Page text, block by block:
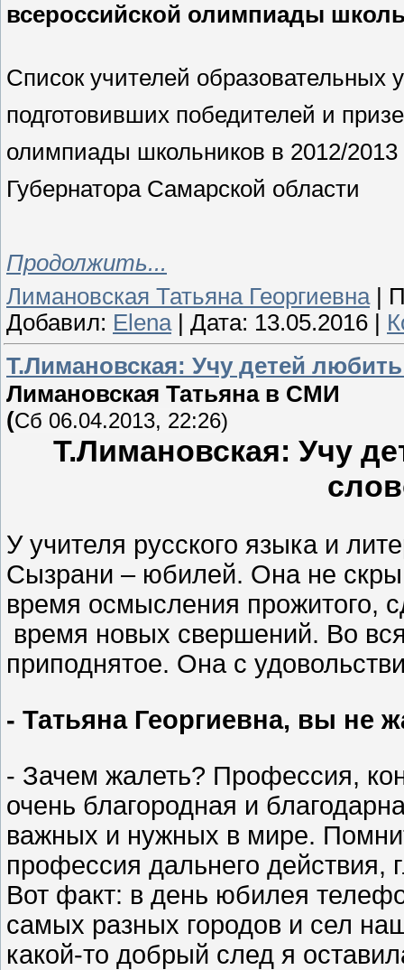
всероссийской олимпиады
Список учителей
подготовивших победителей и
олимпиады школьников в 2012/
Губернатора Самарской области
Продолжить...
Лимановская Татьяна Георгиевна|
Добавил: Elena| Дата: 13.05.2016
Т.Лимановская: Учу детей
Лимановская Татьяна в СМИ
(Сб 06.04.2013, 22:26)
Т.Лимановская: Учу
У учителя русского языка и
Сызрани – юбилей. Она не
время осмысления прожитого,
время новых свершений. Во
приподнятое. Она с
- Татьяна Георгиевна, вы не
- Зачем жалеть? Профессия,
очень благородная и
важных и нужных в мире.
профессия дальнего
Вот факт: в день юбилея
самых разных городов и сел
какой-то добрый след я